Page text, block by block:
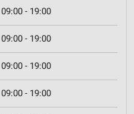
09:00 - 19:00
09:00 - 19:00
09:00 - 19:00
09:00 - 19:00